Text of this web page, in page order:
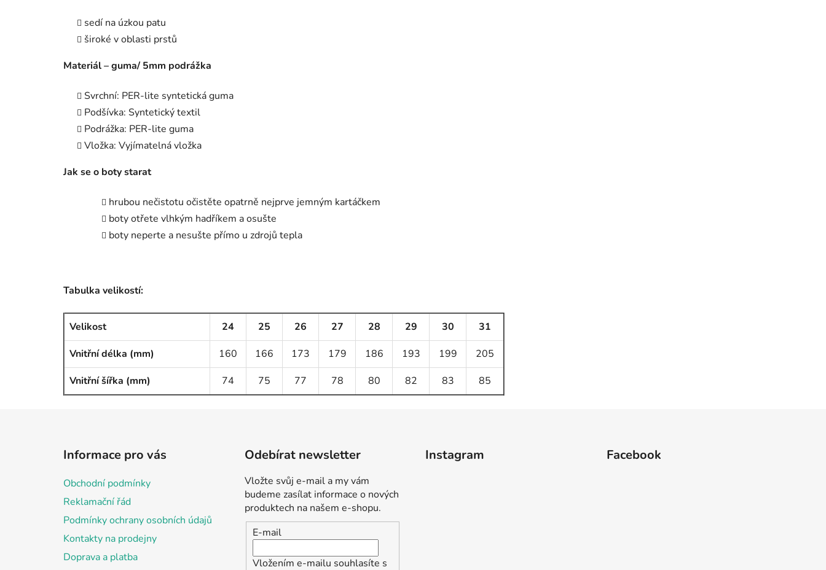
sedí na úzkou patu
široké v oblasti prstů
Materiál – guma/ 5mm podrážka
Svrchní: PER-lite syntetická guma
Podšívka: Syntetický textil
Podrážka: PER-lite guma
Vložka: Vyjímatelná vložka
Jak se o boty starat
hrubou nečistotu očistěte opatrně nejprve jemným kartáčkem
boty otřete vlhkým hadříkem a osušte
boty neperte a nesušte přímo u zdrojů tepla
Tabulka velikostí:
Velikost 24 25 26 27 28 29 30
31
Vnitřní délka (mm)
160 166 173 179 186 193 199
205
Vnitřní šířka (mm)
74 75 77 78 80 82 83 85
Informace pro vás
Obchodní podmínky
Reklamační řád
Podmínky ochrany osobních údajů
Kontakty na prodejny
Doprava a platba
Odebírat newsletter
Vložte svůj e-mail a my vám
budeme zasílat informace o nových
produktech na našem e-shopu.
E-mail
Vložením e-mailu souhlasíte s
Instagram Facebook